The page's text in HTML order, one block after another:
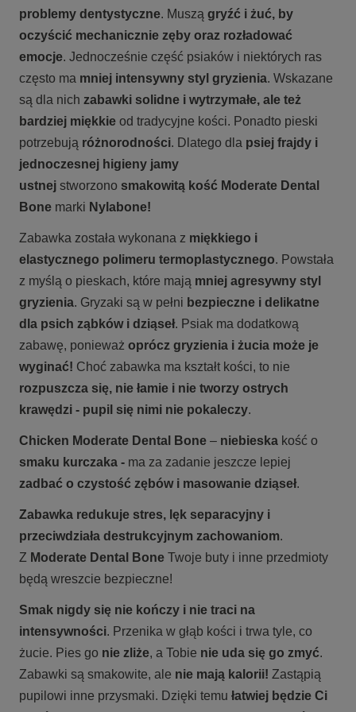
problemy dentystyczne. Muszą gryźć i żuć, by
oczyścić mechanicznie zęby oraz rozładować
emocje. Jednocześnie część psiaków i niektórych ras
często ma mniej intensywny styl gryzienia. Wskazane
są dla nich zabawki solidne i wytrzymałe, ale też
bardziej miękkie od tradycyjne kości. Ponadto pieski
potrzebują różnorodności. Dlatego dla psiej frajdy i
jednoczesnej higieny jamy
ustnej stworzono smakowitą kość Moderate Dental
Bone marki Nylabone!
Zabawka została wykonana z miękkiego i
elastycznego polimeru termoplastycznego. Powstała
z myślą o pieskach, które mają mniej agresywny styl
gryzienia. Gryzaki są w pełni bezpieczne i delikatne
dla psich ząbków i dziąseł. Psiak ma dodatkową
zabawę, ponieważ oprócz gryzienia i żucia może je
wyginać! Choć zabawka ma kształt kości, to nie
rozpuszcza się, nie łamie i nie tworzy ostrych
krawędzi - pupil się nimi nie pokaleczy.
Chicken Moderate Dental Bone – niebieska kość o
smaku kurczaka - ma za zadanie jeszcze lepiej
zadbać o czystość zębów i masowanie dziąseł.
Zabawka redukuje stres, lęk separacyjny i
przeciwdziała destrukcyjnym zachowaniom.
Z Moderate Dental Bone Twoje buty i inne przedmioty
będą wreszcie bezpieczne!
Smak nigdy się nie kończy i nie traci na
intensywności. Przenika w głąb kości i trwa tyle, co
żucie. Pies go nie zliże, a Tobie nie uda się go zmyć.
Zabawki są smakowite, ale nie mają kalorii! Zastąpią
pupilowi inne przysmaki. Dzięki temu łatwiej będzie Ci